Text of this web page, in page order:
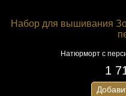
Набор для вышивания
Натюрморт с
1